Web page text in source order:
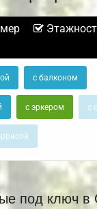
с балконом
с эркером с
под ключ